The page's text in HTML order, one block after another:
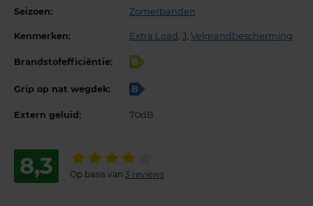
Seizoen: Zomerbanden
Kenmerken: Extra Load , J, Velgrandbescherming
Brandstofefficiëntie: B
Grip op nat wegdek: B
Extern geluid: 70dB
8,3 Op basis van 3 reviews